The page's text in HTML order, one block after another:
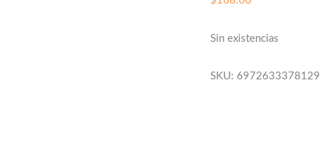
Sin existencias
SKU: 6972633378129